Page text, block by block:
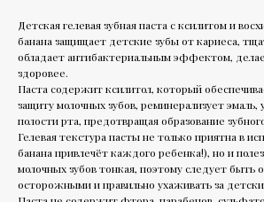
Детская гелевая зубная паста с ксилитом и
банана защищает детские зубы от кариеса,
обладает антибактериальным эффектом,
здоровее.
Паста содержит ксилитол, который
защиту молочных зубов, реминерализует
полости рта, предотвращая образование
Гелевая текстура пасты не только приятна в
банана привлечёт каждого ребенка!), но и
молочных зубов тонкая, поэтому следует быть
осторожными и правильно ухаживать за